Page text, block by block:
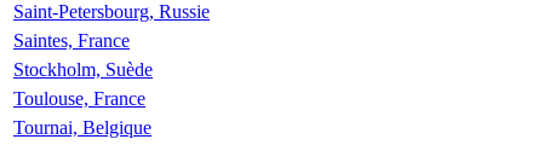
Saint-Petersbourg, Russie
Saintes, France
Stockholm, Suède
Toulouse, France
Tournai, Belgique